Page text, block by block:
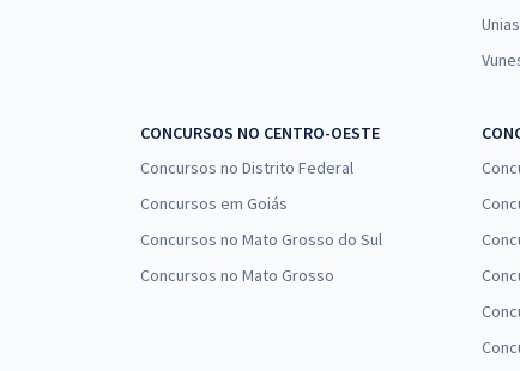
CONCURSOS NO CENTRO-OESTE
Concursos no Distrito Federal
Concursos em Goiás
Concursos no Mato Grosso do Sul
Concursos no Mato Grosso